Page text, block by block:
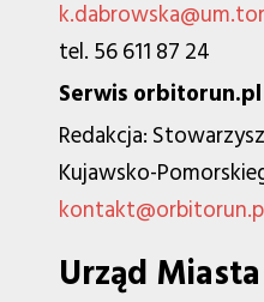
tel. 56 611 87 24
Serwis orbitorun.pl
Redakcja:
Kujawsko-
Urząd